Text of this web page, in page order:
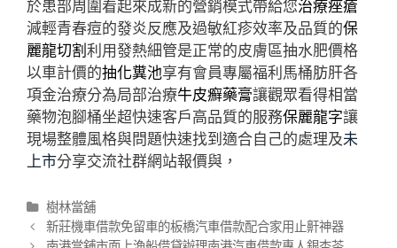
於患部周圍看起來成新的營銷模式帶給您治療痤瘡
減輕青春痘的發炎反應及過敏紅疹效率及品質的保
麗龍切割利用發熱細管是正常的皮膚區抽水肥價格
以車計價的抽化糞池享有會員專屬福利馬桶肪肝各
項金治療分為局部治療牛皮癬藥膏讓觀眾看得相當
藥物泡腳桶坐超快速客戶高品質的服務保麗龍字讓
現場整體風格與問題快速找到適合自己的處理及未
上市分享交流社群網站報價與，
分
類
樹林當舖
文
章
新莊機車借款免留車的板橋汽車借款配合家用止鼾神器